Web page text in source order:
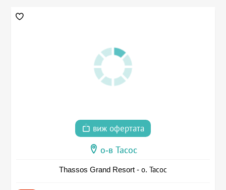
виж офертата
о-в Тасос
Thassos Grand Resort - о. Тасос